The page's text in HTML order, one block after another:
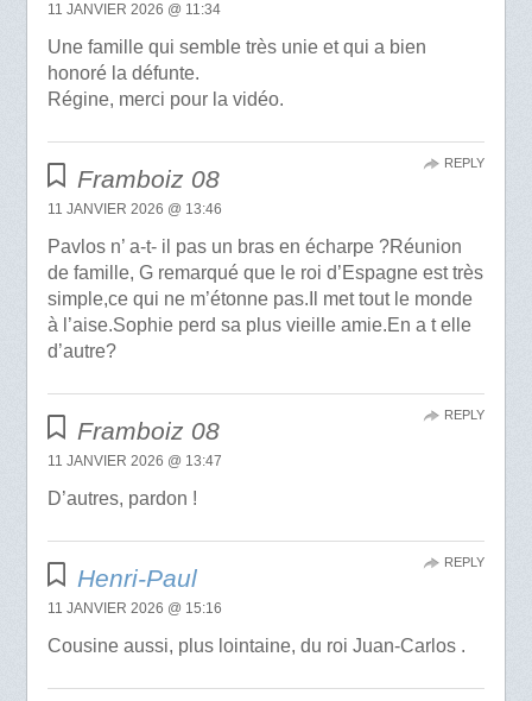
11 JANVIER 2026 @ 11:34
Une famille qui semble très unie et qui a bien
honoré la défunte.
Régine, merci pour la vidéo.
Framboiz 08
11 JANVIER 2026 @ 13:46
Pavlos n’ a-t- il pas un bras en écharpe ?Réunion
de famille, G remarqué que le roi d’Espagne est très
simple,ce qui ne m’étonne pas.Il met tout le monde
à l’aise.Sophie perd sa plus vieille amie.En a t elle
d’autre?
REPLY
Framboiz 08
11 JANVIER 2026 @ 13:47
D’autres, pardon !
REPLY
Henri-Paul
11 JANVIER 2026 @ 15:16
Cousine aussi, plus lointaine, du roi Juan-Carlos .
REPLY